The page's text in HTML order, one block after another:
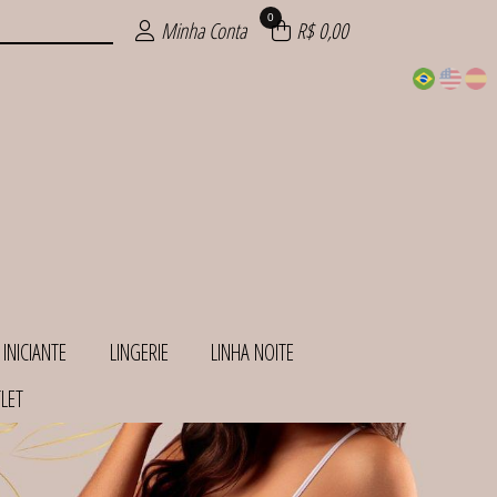
Minha Conta 0 R$ 0,00
LINGERIE LINHA NOITE